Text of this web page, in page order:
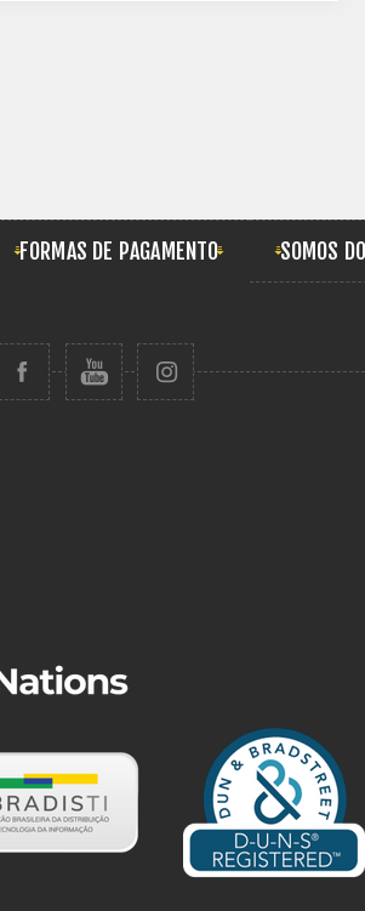
FORMAS DE PAGAMENTO SOMOS